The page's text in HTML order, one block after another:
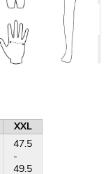
84-
87cm
88-
92cm
8.5cm 9cm
XXL
47.5
-
49.5